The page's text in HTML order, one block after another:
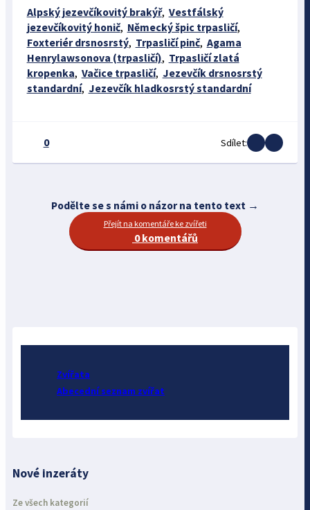
Alpský jezevčíkovitý brakýř, Vestfálský
jezevčíkovitý honič, Německý špic trpasličí,
Foxteriér drsnosrstý, Trpasličí pinč, Agama
Henrylawsonova (trpasličí), Trpasličí zlatá
kropenka, Vačice trpasličí, Jezevčík drsnosrstý
standardní, Jezevčík hladkosrstý standardní
0 Sdílet:
Podělte se s námi o názor na tento text →
Přejít na komentáře ke zvířeti
0 komentářů
Zvířata
Abecední seznam zvířat
Nové inzeráty
Ze všech kategorií